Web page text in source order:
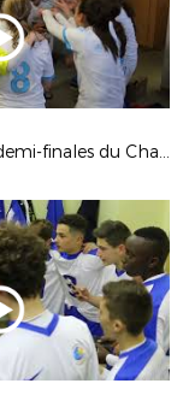
Les U19 de l'OM en demi-finales du Challenge National Excellence